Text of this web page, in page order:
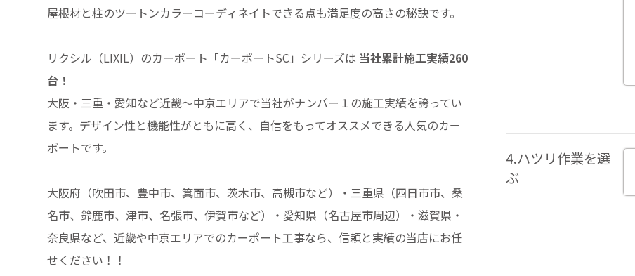
屋根材と柱のツートンカラーコーディネイトできる点も満足度の高さの秘訣です。
リクシル（LIXIL）のカーポート「カーポートSC」シリーズは 当社累計施工実績260
台！
大阪・三重・愛知など近畿～中京エリアで当社がナンバー１の施工実績を誇ってい
ます。デザイン性と機能性がともに高く、自信をもってオススメできる人気のカー
ポートです。
大阪府（吹田市、豊中市、箕面市、茨木市、高槻市など）・三重県（四日市市、桑
名市、鈴鹿市、津市、名張市、伊賀市など）・愛知県（名古屋市周辺）・滋賀県・
奈良県など、近畿や中京エリアでのカーポート工事なら、信頼と実績の当店にお任
せください！！
4.ハツリ作業を選
ぶ